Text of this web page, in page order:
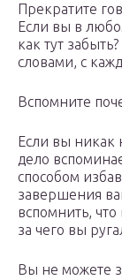
Прекратите
Если вы в
как тут
словами, с
Вспомните
Если вы никак
дело
способом
завершения
вспомнить,
за чего вы
Вы не можете